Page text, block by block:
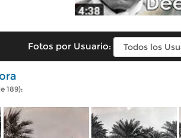
Fotos por Usuario:
189):